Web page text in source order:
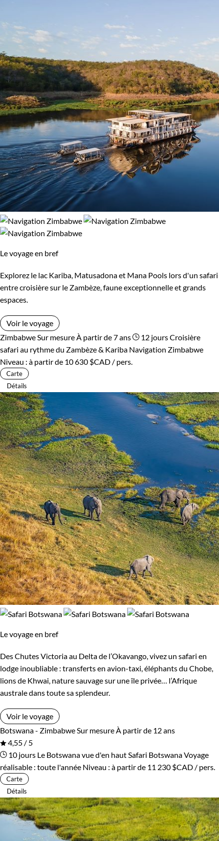
Le voyage en bref
Explorez le lac Kariba, Matusadona et Mana Pools lors d'un safari
entre croisière sur le Zambèze, faune exceptionnelle et grands
espaces.
Voir le voyage
Zimbabwe Sur mesure À partir de 7 ans 12 joursCroisière
safari au rythme du Zambèze & Kariba Navigation Zimbabwe
Niveau : à partir de 10 630 $CAD / pers.
Carte
Détails
Le voyage en bref
Des Chutes Victoria au Delta de l’Okavango, vivez un safari en
lodge inoubliable : transferts en avion-taxi, éléphants du Chobe,
lions de Khwai, nature sauvage sur une île privée… l’Afrique
australe dans toute sa splendeur.
Voir le voyage
Botswana - Zimbabwe Sur mesure À partir de 12 ans
4,55 / 5
10 jours Le Botswana vue d'en haut Safari BotswanaVoyage
réalisable : toute l'année Niveau : à partir de 11 230 $CAD / pers.
Carte
Détails